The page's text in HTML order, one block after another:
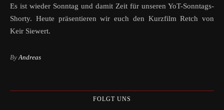
Es ist wieder Sonntag und damit Zeit für unseren YoT-Sonntags-
Shorty. Heute präsentieren wir euch den Kurzfilm Retch von
Keir Siewert.
ByAndreas
FOLGT UNS